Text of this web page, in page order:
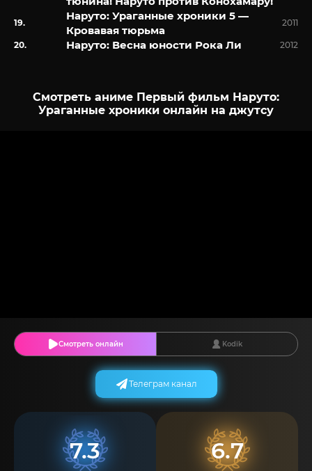
Наруто: Ураганные хроники 5 —
Кровавая тюрьма
2011
Наруто: Весна юности Рока Ли 2012
Смотреть аниме Первый фильм Наруто:
Ураганные хроники онлайн на джутсу
Смотреть онлайн Kodik
7.3 6.7
Телеграм канал